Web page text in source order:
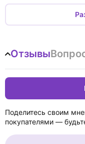
тысяч лье под водой"
рекомендован для
возрасте.
Отзывы
Поделитесь своим
покупателями —